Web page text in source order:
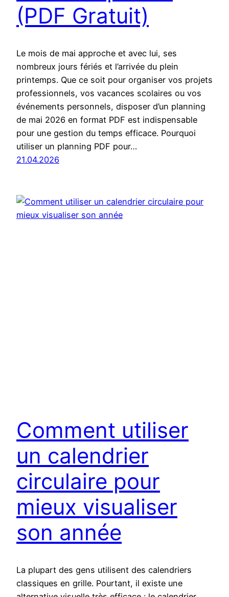
(PDF Gratuit)
Le mois de mai approche et avec lui, ses
nombreux jours fériés et l’arrivée du plein
printemps. Que ce soit pour organiser vos projets
professionnels, vos vacances scolaires ou vos
événements personnels, disposer d’un planning
de mai 2026 en format PDF est indispensable
pour une gestion du temps efficace. Pourquoi
utiliser un planning PDF pour…
21.04.2026
Comment utiliser
un calendrier
circulaire pour
mieux visualiser
son année
La plupart des gens utilisent des calendriers
classiques en grille. Pourtant, il existe une